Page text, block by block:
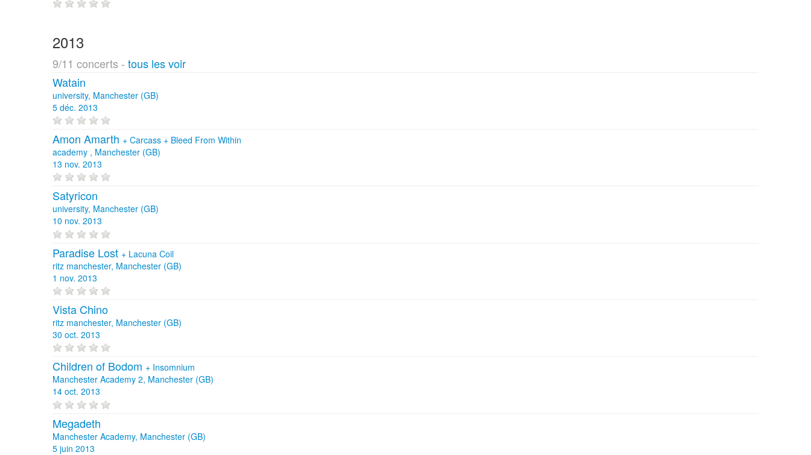
2013
9/11 concerts - tous les voir
Watain
university, Manchester (GB)
5 déc. 2013
Amon Amarth + Carcass + Bleed From Within
academy , Manchester (GB)
13 nov. 2013
Satyricon
university, Manchester (GB)
10 nov. 2013
Paradise Lost + Lacuna Coil
ritz manchester, Manchester (GB)
1 nov. 2013
Vista Chino
ritz manchester, Manchester (GB)
30 oct. 2013
Children of Bodom + Insomnium
Manchester Academy 2, Manchester (GB)
14 oct. 2013
Megadeth
Manchester Academy, Manchester (GB)
5 juin 2013